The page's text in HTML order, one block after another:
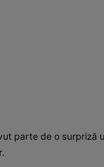
parte de o